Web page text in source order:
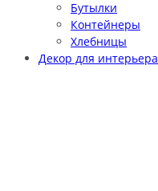
Бутылки
Контейнеры
Хлебницы
Декор для интерьера